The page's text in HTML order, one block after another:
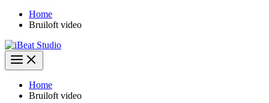
Home
Bruiloft video
Home
Bruiloft video